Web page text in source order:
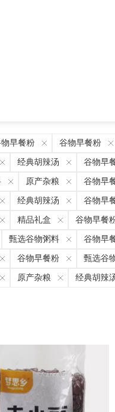
早餐粉 谷物早餐粉
经典胡辣汤 谷物早
原产杂粮 谷物早
经典胡辣汤 谷物早
精品礼盒 谷物早餐
甄选谷物粥料 谷物早
谷物早餐粉 甄选谷
原产杂粮 经典胡辣